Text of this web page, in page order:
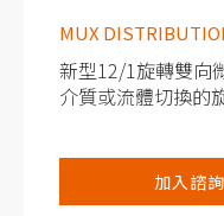
MUX
新型12/1旋轉雙向
介質或流體切換的
序列式微流控注
快速交換您的
加入諮詢